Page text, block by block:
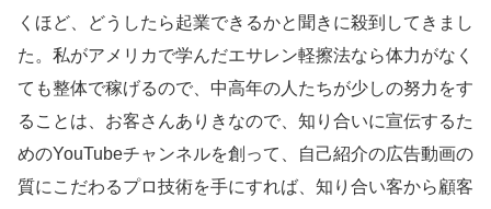
くほど、どうしたら起業できるかと聞きに殺到してきまし
た。私がアメリカで学んだエサレン軽擦法なら体力がなく
ても整体で稼げるので、中高年の人たちが少しの努力をす
ることは、お客さんありきなので、知り合いに宣伝するた
めのYouTubeチャンネルを創って、自己紹介の広告動画の
質にこだわるプロ技術を手にすれば、知り合い客から顧客